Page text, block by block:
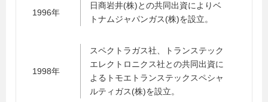
1996年
日商岩井(株)との共同出資によりベ
トナムジャパンガス(株)を設立。
1998年
スペクトラガス社、トランステック
エレクトロニクス社との共同出資に
よるトモエトランステックスペシャ
ルティガス(株)を設立。